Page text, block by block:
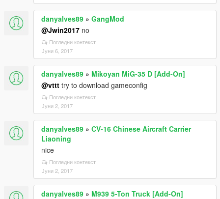
danyalves89 » GangMod
@Jwin2017 no
Погледни контекст
Јуни 6, 2017
danyalves89 » Mikoyan MiG-35 D [Add-On]
@vttt try to download gameconfig
Погледни контекст
Јуни 2, 2017
danyalves89 » CV-16 Chinese Aircraft Carrier
Liaoning
nice
Погледни контекст
Јуни 2, 2017
danyalves89 » M939 5-Ton Truck [Add-On]